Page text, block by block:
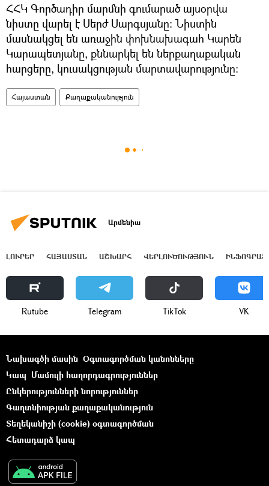
ՀՀԿ Գործադիր մարմնի գումարած այսօրվա
նիստը վարել է Սերժ Սարգսյանը։ Նիստին
մասնակցել են առաջին փոխնախագահ Կարեն
Կարապետյանը, քննարկել են ներքաղաքական
հարցերը, կուսակցության մարտավարությունը։
Հայաստան Քաղաքականություն
Արմենիա
ԼՈՒՐԵՐ ՀԱՅԱՍՏԱՆ ԱՇԽԱՐՀ ՎԵՐԼՈՒԾՈՒԹՅՈՒՆ
Rutube Telegram ТikТоk VK
Նախագծի մասին Օգտագործման կանոնները
Կապ Մամուլի հաղորդագրություններ
Ընկերությունների նորություններ
Գաղտնիության քաղաքականություն
Տեղեկանիշի (cookie) օգտագործման
Հետադարձ կապ